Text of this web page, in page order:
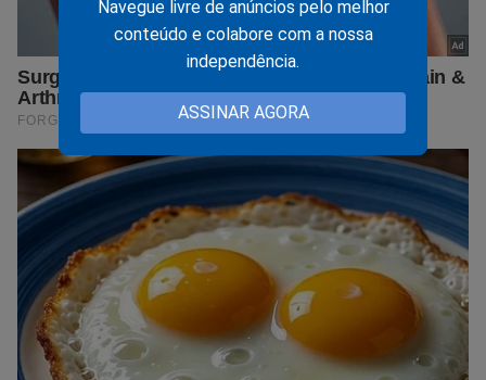
Navegue livre de anúncios pelo melhor
conteúdo e colabore com a nossa
independência.
ASSINAR AGORA